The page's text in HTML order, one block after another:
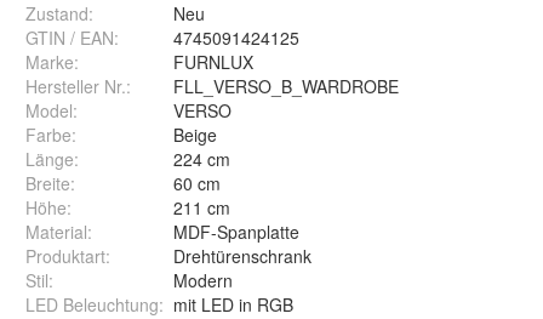
Zustand:
Neu
GTIN / EAN:
4745091424125
Marke:
FURNLUX
Hersteller Nr.:
FLL_VERSO_B_WARDROBE
Model:
VERSO
Farbe:
Beige
Länge:
224 cm
Breite:
60 cm
Höhe:
211 cm
Material:
MDF-Spanplatte
Produktart:
Drehtürenschrank
Stil:
Modern
LED Beleuchtung: mit LED in RGB